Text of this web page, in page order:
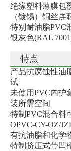
绝缘塑料薄膜包
（镀锡）铜丝屏
特别耐油脂PVC
银灰色(RAL
特点
产品抗腐蚀性油
试
未使用PVC内护
装所需空间
特制PVC混合料
OPVC-CY-OZ/
有抗油脂和化学
特制挤压式带凹